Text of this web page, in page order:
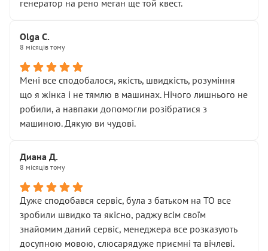
Стосовно комунікації - все добре
генератор на рено меган ще той квест.
Olga С.
8 місяців тому
Мені все сподобалося, якість, швидкість, розуміння
що я жінка і не тямлю в машинах. Нічого лишнього не
робили, а навпаки допомогли розібратися з
машиною. Дякую ви чудові.
Диана Д.
8 місяців тому
Дуже сподобався сервіс, була з батьком на ТО все
зробили швидко та якісно, раджу всім своїм
знайомим даний сервіс, менеджера все розказують
досупною мовою, слюсарядуже приємні та вічлеві.